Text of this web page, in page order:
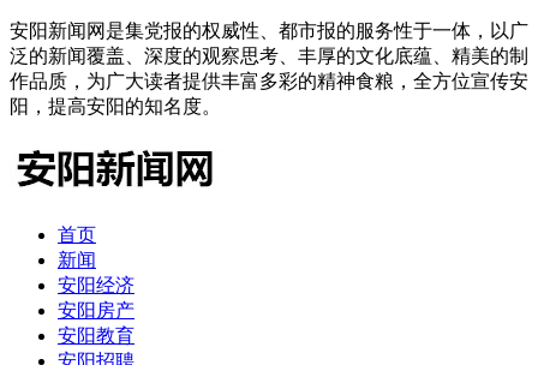
安阳新闻网是集党报的权威性、都市报的服务性于一体，以广
泛的新闻覆盖、深度的观察思考、丰厚的文化底蕴、精美的制
作品质，为广大读者提供丰富多彩的精神食粮，全方位宣传安
阳，提高安阳的知名度。
首页
新闻
安阳经济
安阳房产
安阳教育
安阳招聘